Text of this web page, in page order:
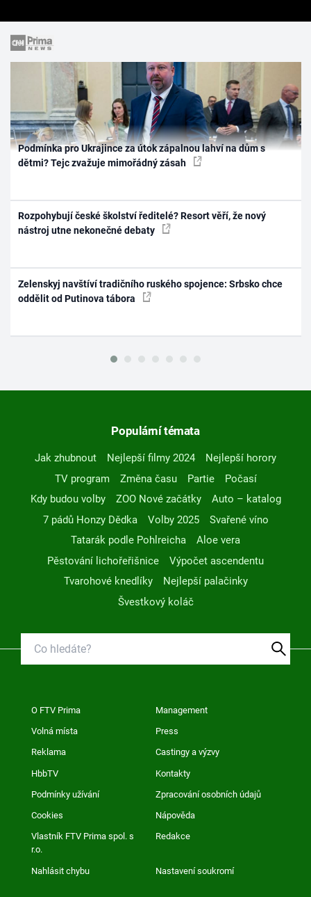
Podmínka pro Ukrajince za útok zápalnou lahví na dům s
dětmi? Tejc zvažuje mimořádný zásah
Rozpohybují české školství ředitelé? Resort věří, že nový
nástroj utne nekonečné debaty
Zelenskyj navštíví tradičního ruského spojence: Srbsko chce
oddělit od Putinova tábora
Populární témata
Jak zhubnout Nejlepší filmy 2024
Nejlepší horory
TV program
Změna času Partie
Počasí
Kdy budou volby
ZOO Nové začátky
Auto – katalog
7 pádů Honzy Dědka
Volby 2025
Svařené víno
Tatarák podle Pohlreicha
Aloe vera
Pěstování lichořeřišnice
Výpočet ascendentu
Tvarohové knedlíky
Nejlepší palačinky
Švestkový koláč
O FTV Prima Management
Volná místa Press
Reklama Castingy a výzvy
HbbTV Kontakty
Podmínky užívání Zpracování osobních údajů
Cookies Nápověda
Vlastník FTV Prima spol. s
r.o.
Redakce
Nahlásit chybu Nastavení soukromí